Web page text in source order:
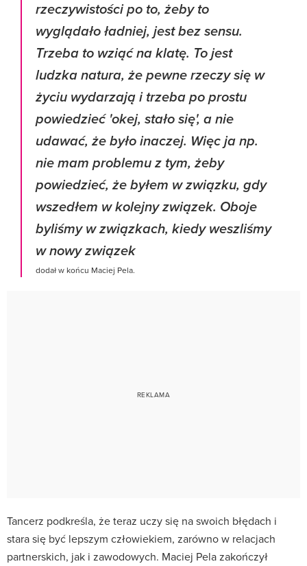
rzeczywistości po to, żeby to
wyglądało ładniej, jest bez sensu.
Trzeba to wziąć na klatę. To jest
ludzka natura, że pewne rzeczy się w
życiu wydarzają i trzeba po prostu
powiedzieć 'okej, stało się', a nie
udawać, że było inaczej. Więc ja np.
nie mam problemu z tym, żeby
powiedzieć, że byłem w związku, gdy
wszedłem w kolejny związek. Oboje
byliśmy w związkach, kiedy weszliśmy
w nowy związek
dodał w końcu Maciej Pela.
Tancerz podkreśla, że teraz uczy się na swoich błędach i
stara się być lepszym człowiekiem, zarówno w relacjach
partnerskich, jak i zawodowych. Maciej Pela zakończył